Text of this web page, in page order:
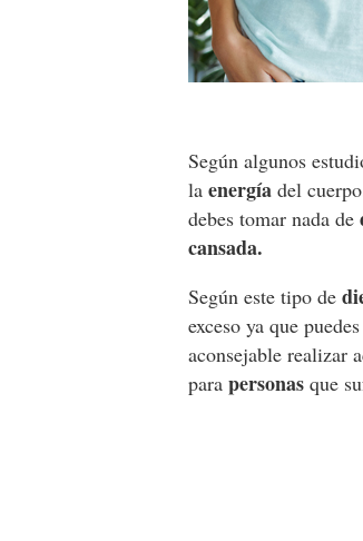
Según algunos
laenergía del
debes tomar nada de
cansada.
Según este tipo de
exceso ya que
aconsejable realizar
parapersonas que